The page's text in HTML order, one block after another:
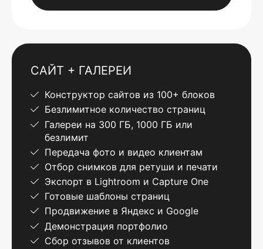
САЙТ + ГАЛЕРЕИ
Конструктор сайтов из 100+ блоков
Безлимитное количество страниц
Галереи на 300 ГБ, 1000 ГБ или
безлимит
Передача фото и видео клиентам
Отбор снимков для ретуши и печати
Экспорт в Lightroom и Capture One
Готовые шаблоны страниц
Продвижение в Яндекс и Google
Демонстрация портфолио
Сбор отзывов от клиентов